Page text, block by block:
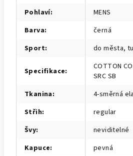
Pohlaví:
MENS
Barva:
černá
Sport: do města,
Specifikace:
COTTON
SRC SB
Tkanina:
4-směrná
Střih:
regular
Švy:
neviditelné
Kapuce:
pevná